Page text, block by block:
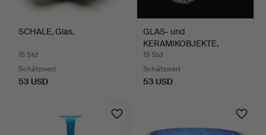
SCHALE, Glas.
15 Std
Schätzwert
53 USD
GLAS- und
KERAMIKOBJEKTE,
insgesamt 4 Teil…
19 Std
Schätzwert
53 USD